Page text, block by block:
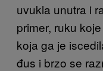
uvukla unutra i
primer, ruku
koja ga je
đus i brzo se